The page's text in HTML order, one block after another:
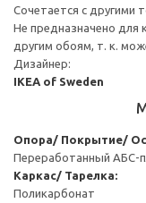
Сочетается с другими
Не предназначено для
другим обоям, т. к.
Дизайнер:
IKEA of Sweden
Опора/ Покрытие/
Переработанный АБС-
Каркас/ Тарелка:
Поликарбонат